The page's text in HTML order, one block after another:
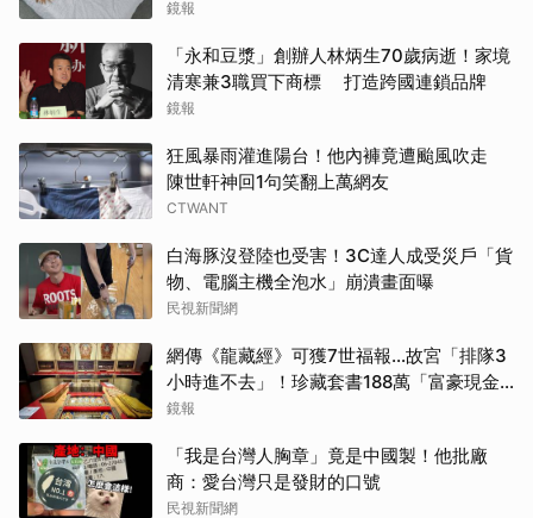
鏡報
「永和豆漿」創辦人林炳生70歲病逝！家境
清寒兼3職買下商標 打造跨國連鎖品牌
鏡報
狂風暴雨灌進陽台！他內褲竟遭颱風吹走
陳世軒神回1句笑翻上萬網友
CTWANT
白海豚沒登陸也受害！3C達人成受災戶「貨
物、電腦主機全泡水」崩潰畫面曝
民視新聞網
網傳《龍藏經》可獲7世福報…故宮「排隊3
小時進不去」！珍藏套書188萬「富豪現金
買走」
鏡報
「我是台灣人胸章」竟是中國製！他批廠
商：愛台灣只是發財的口號
民視新聞網